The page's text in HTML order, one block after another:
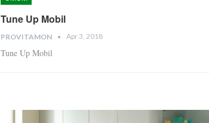
Tune Up Mobil
PROVITAMON Apr 3, 2018
Tune Up Mobil